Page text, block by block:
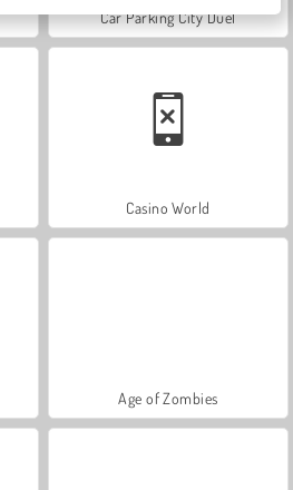
Car Parking City Duel
Casino World
Age of Zombies